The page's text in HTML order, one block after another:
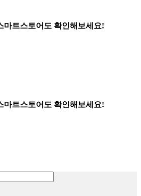
마트스토어도 확인해보세요!
마트스토어도 확인해보세요!